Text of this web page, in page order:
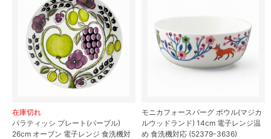
在庫切れ
パラティッシ プレート(パープル)
26cm オーブン 電子レンジ 食洗機対
モニカフォースバーグ ボウル(マジカ
ルウッドランド) 14cm 電子レンジ温
め 食洗機対応 (52379-3636)